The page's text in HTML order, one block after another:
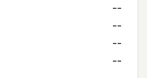
--
--
--
--